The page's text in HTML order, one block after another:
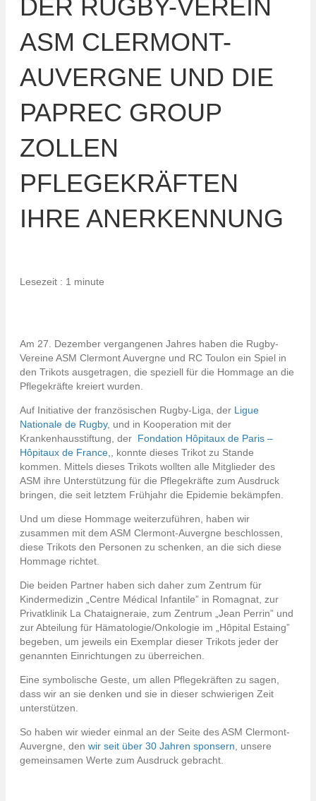
DER RUGBY-VEREIN
ASM CLERMONT-
AUVERGNE UND DIE
PAPREC GROUP
ZOLLEN
PFLEGEKRÄFTEN
IHRE ANERKENNUNG
Lesezeit : 1 minute
Am 27. Dezember vergangenen Jahres haben die Rugby-
Vereine ASM Clermont Auvergne und RC Toulon ein Spiel in
den Trikots ausgetragen, die speziell für die Hommage an die
Pflegekräfte kreiert wurden.
Auf Initiative der französischen Rugby-Liga, der Ligue
Nationale de Rugby, und in Kooperation mit der
Krankenhausstiftung, der Fondation Hôpitaux de Paris –
Hôpitaux de France,
, konnte dieses Trikot zu Stande
kommen. Mittels dieses Trikots wollten alle Mitglieder des
ASM ihre Unterstützung für die Pflegekräfte zum Ausdruck
bringen, die seit letztem Frühjahr die Epidemie bekämpfen.
Und um diese Hommage weiterzuführen, haben wir
zusammen mit dem ASM Clermont-Auvergne beschlossen,
diese Trikots den Personen zu schenken, an die sich diese
Hommage richtet.
Die beiden Partner haben sich daher zum Zentrum für
Kindermedizin „Centre Médical Infantile” in Romagnat, zur
Privatklinik La Chataigneraie, zum Zentrum „Jean Perrin” und
zur Abteilung für Hämatologie/Onkologie im „Hôpital Estaing”
begeben, um jeweils ein Exemplar dieser Trikots jeder der
genannten Einrichtungen zu überreichen.
Eine symbolische Geste, um allen Pflegekräften zu sagen,
dass wir an sie denken und sie in dieser schwierigen Zeit
unterstützen.
So haben wir wieder einmal an der Seite des ASM Clermont-
Auvergne, den wir seit über 30 Jahren sponsern , unsere
gemeinsamen Werte zum Ausdruck gebracht.